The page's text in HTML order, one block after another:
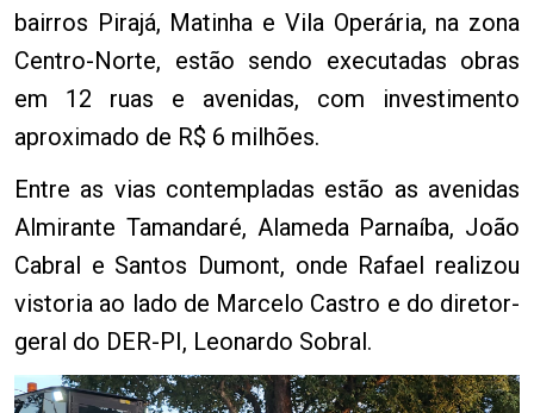
bairros Pirajá, Matinha e Vila Operária, na zona
Centro-Norte, estão sendo executadas obras
em 12 ruas e avenidas, com investimento
aproximado de R$ 6 milhões.
Entre as vias contempladas estão as avenidas
Almirante Tamandaré, Alameda Parnaíba, João
Cabral e Santos Dumont, onde Rafael realizou
vistoria ao lado de Marcelo Castro e do diretor-
geral do DER-PI, Leonardo Sobral.